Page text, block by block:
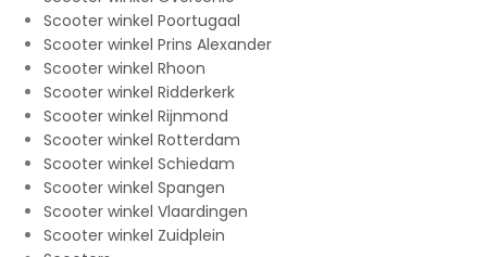
Scooter winkel Poortugaal
Scooter winkel Prins Alexander
Scooter winkel Rhoon
Scooter winkel Ridderkerk
Scooter winkel Rijnmond
Scooter winkel Rotterdam
Scooter winkel Schiedam
Scooter winkel Spangen
Scooter winkel Vlaardingen
Scooter winkel Zuidplein